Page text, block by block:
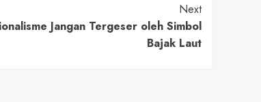
Next
Jangan Tergeser oleh Simbol
Bajak Laut